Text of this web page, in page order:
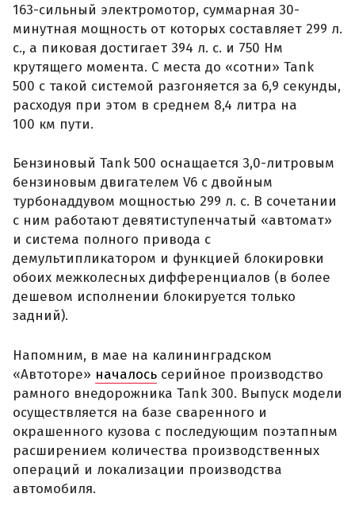
163-сильный электромотор, суммарная 30-
минутная мощность от которых составляет 299 л.
с., а пиковая достигает 394 л. с. и 750 Нм
крутящего момента. С места до «сотни» Tank
500 с такой системой разгоняется за 6,9 секунды,
расходуя при этом в среднем 8,4 литра на
100 км пути.
Бензиновый Tank 500 оснащается 3,0-литровым
бензиновым двигателем V6 с двойным
турбонаддувом мощностью 299 л. с. В сочетании
с ним работают девятиступенчатый «автомат»
и система полного привода с
демультипликатором и функцией блокировки
обоих межколесных дифференциалов (в более
дешевом исполнении блокируется только
задний).
Напомним, в мае на калининградском
«Автоторе» началось серийное производство
рамного внедорожника Tank 300. Выпуск модели
осуществляется на базе сваренного и
окрашенного кузова с последующим поэтапным
расширением количества производственных
операций и локализации производства
автомобиля.